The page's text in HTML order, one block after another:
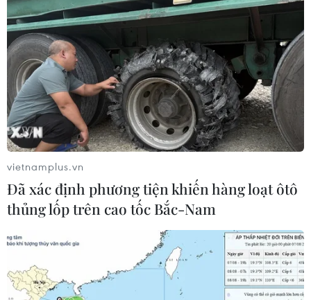
TIN CÙNG CHUYÊN MỤC
vietnamplus.vn
Đã xác định phương tiện khiến hàng loạt ôtô
thủng lốp trên cao tốc Bắc-Nam